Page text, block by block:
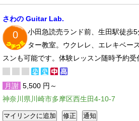
さわの Guitar Lab.
0
小田急読売ランド前、生田駅徒歩
ター教室。ウクレレ、エレキベー
スンも可能です。体験レッスン随時予約受
月謝 5,500 円～
神奈川県川崎市多摩区西生田4-10-7